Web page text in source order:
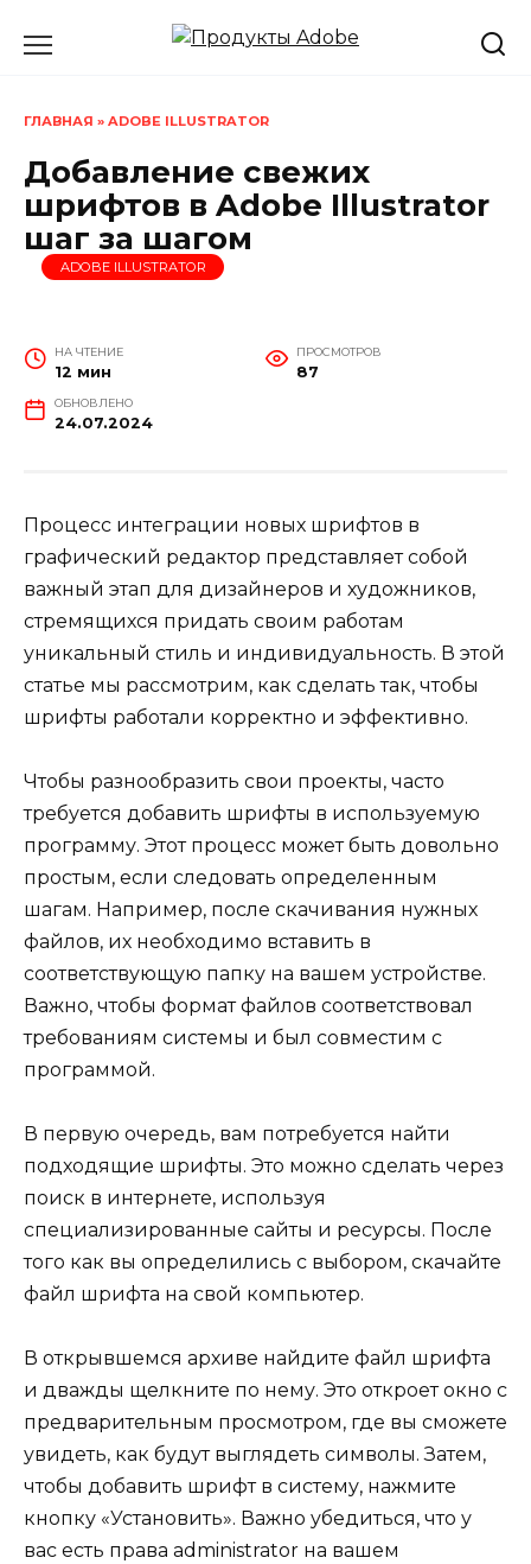
ГЛАВНАЯ » ADOBE ILLUSTRATOR
Добавление свежих
шрифтов в Adobe Illustrator
шаг за шагом
ADOBE ILLUSTRATOR
НА ЧТЕНИЕ
12 мин
ПРОСМОТРОВ
87
ОБНОВЛЕНО
24.07.2024
Процесс интеграции новых шрифтов в
графический редактор представляет собой
важный этап для дизайнеров и художников,
стремящихся придать своим работам
уникальный стиль и индивидуальность. В этой
статье мы рассмотрим, как сделать так, чтобы
шрифты работали корректно и эффективно.
Чтобы разнообразить свои проекты, часто
требуется добавить шрифты в используемую
программу. Этот процесс может быть довольно
простым, если следовать определенным
шагам. Например, после скачивания нужных
файлов, их необходимо вставить в
соответствующую папку на вашем устройстве.
Важно, чтобы формат файлов соответствовал
требованиям системы и был совместим с
программой.
В первую очередь, вам потребуется найти
подходящие шрифты. Это можно сделать через
поиск в интернете, используя
специализированные сайты и ресурсы. После
того как вы определились с выбором, скачайте
файл шрифта на свой компьютер.
В открывшемся архиве найдите файл шрифта
и дважды щелкните по нему. Это откроет окно с
предварительным просмотром, где вы сможете
увидеть, как будут выглядеть символы. Затем,
чтобы добавить шрифт в систему, нажмите
кнопку «Установить». Важно убедиться, что у
вас есть права administrator на вашем